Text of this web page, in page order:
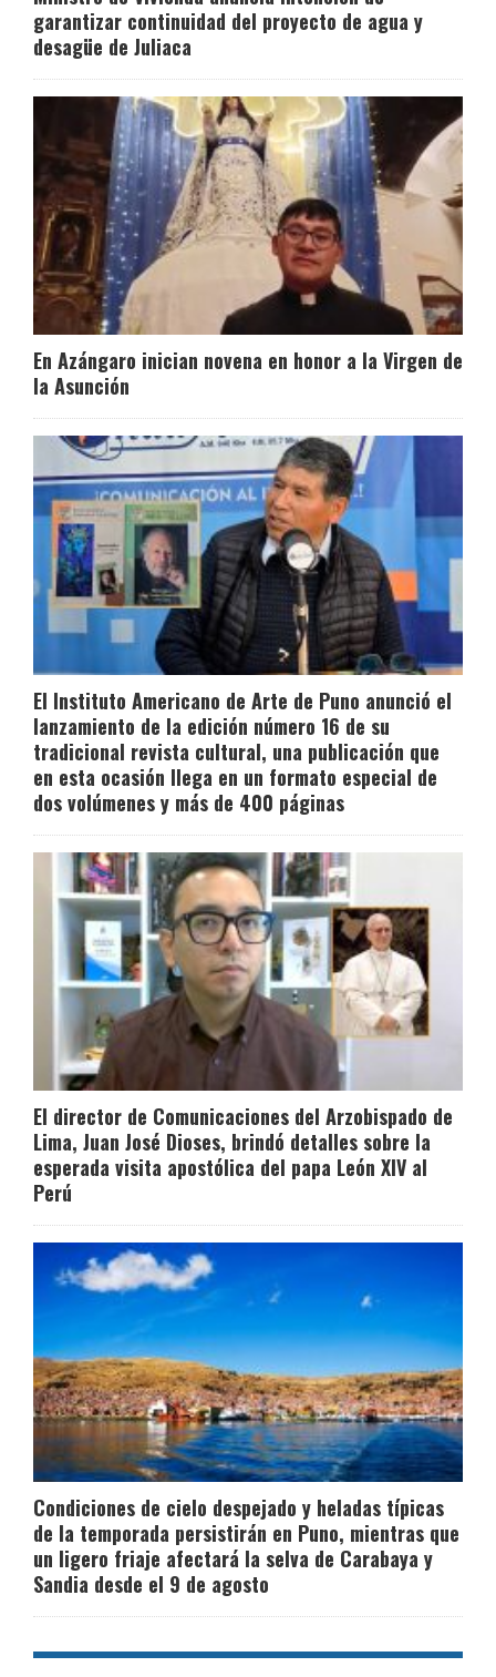
garantizar continuidad del proyecto de agua y
desagüe de Juliaca
En Azángaro inician novena en honor a la Virgen de
la Asunción
El Instituto Americano de Arte de Puno anunció el
lanzamiento de la edición número 16 de su
tradicional revista cultural, una publicación que
en esta ocasión llega en un formato especial de
dos volúmenes y más de 400 páginas
El director de Comunicaciones del Arzobispado de
Lima, Juan José Dioses, brindó detalles sobre la
esperada visita apostólica del papa León XIV al
Perú
Condiciones de cielo despejado y heladas típicas
de la temporada persistirán en Puno, mientras que
un ligero friaje afectará la selva de Carabaya y
Sandia desde el 9 de agosto